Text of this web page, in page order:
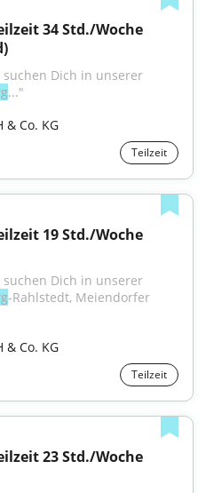
34 Std./Woche
Dich in unserer
..."
& Co. KG
Teilzeit
19 Std./Woche
Dich in unserer
-Rahlstedt, Meiendorfer
& Co. KG
Teilzeit
23 Std./Woche